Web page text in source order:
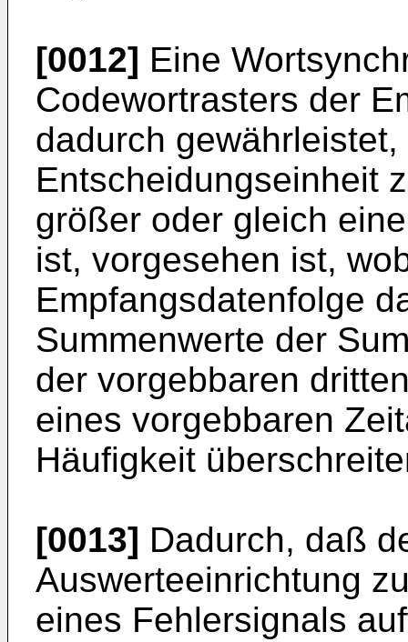
[0012] Eine
Codewortrasters der
dadurch
Entscheidungseinheit
größer oder gleich
ist, vorgesehen ist,
Empfangsdatenfolge
Summenwerte der
der vorgebbaren
eines vorgebbaren
Häufigkeit
[0013] Dadurch, daß
Auswerteeinrichtung
eines Fehlersignals